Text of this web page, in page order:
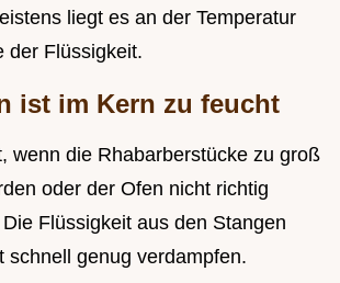
liegt es an der Temperatur
der Flüssigkeit.
ist im Kern zu feucht
wenn die Rhabarberstücke zu groß
oder der Ofen nicht richtig
Flüssigkeit aus den Stangen
schnell genug verdampfen.